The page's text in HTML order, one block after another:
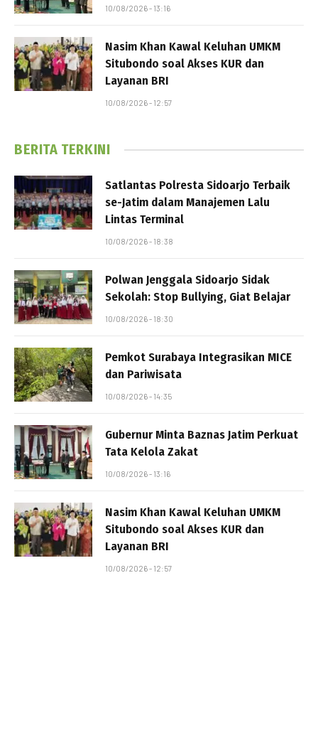
10/08/2026 - 13:16
Nasim Khan Kawal Keluhan UMKM
Situbondo soal Akses KUR dan
Layanan BRI
10/08/2026 - 12:57
BERITA TERKINI
Satlantas Polresta Sidoarjo Terbaik
se-Jatim dalam Manajemen Lalu
Lintas Terminal
10/08/2026 - 18:38
Polwan Jenggala Sidoarjo Sidak
Sekolah: Stop Bullying, Giat Belajar
10/08/2026 - 18:30
Pemkot Surabaya Integrasikan MICE
dan Pariwisata
10/08/2026 - 14:35
Gubernur Minta Baznas Jatim Perkuat
Tata Kelola Zakat
10/08/2026 - 13:16
Nasim Khan Kawal Keluhan UMKM
Situbondo soal Akses KUR dan
Layanan BRI
10/08/2026 - 12:57